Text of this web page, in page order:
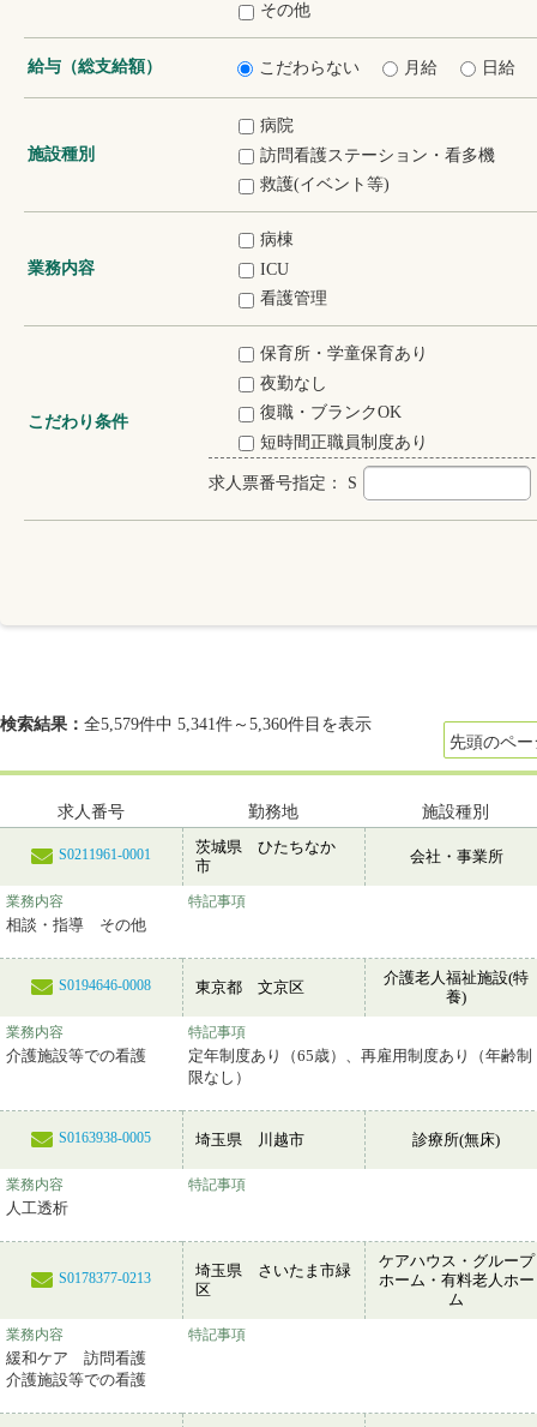
その他
給与（総支給額） こだわらない 月給 日給
施設種別
病院
訪問看護ステーション・看多機
救護(イベント等)
業務内容
病棟
ICU
看護管理
こだわり条件
保育所・学童保育あり
夜勤なし
復職・ブランクOK
短時間正職員制度あり
求人票番号指定： S
検索結果： 全5,579件中 5,341件～5,360件目を表示
先頭のペー
求人番号 勤務地 施設種別
S0211961-0001
茨城県 ひたちなか
市
会社・事業所
業務内容
相談・指導 その他
特記事項
S0194646-0008 東京都 文京区
介護老人福祉施設(特
養)
業務内容
介護施設等での看護
特記事項
定年制度あり（65歳）、再雇用制度あり（年齢制
限なし）
S0163938-0005 埼玉県 川越市 診療所(無床)
業務内容
人工透析
特記事項
S0178377-0213
埼玉県 さいたま市緑
区
ケアハウス・グループ
ホーム・有料老人ホー
ム
業務内容
緩和ケア 訪問看護
介護施設等での看護
特記事項